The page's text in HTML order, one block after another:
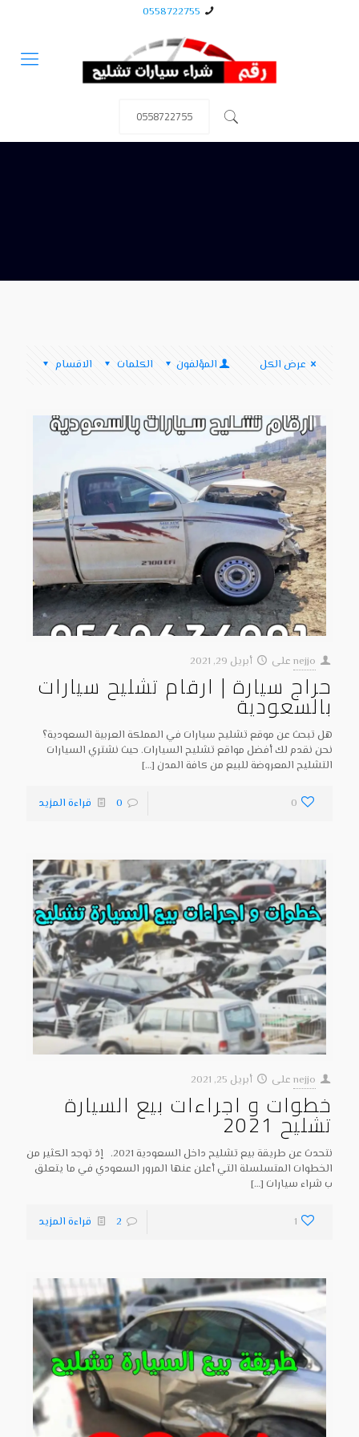
0558722755
0558722755
الاقسام الكلمات المؤلفون عرض الكل
nejjo على أبريل 29, 2021
حراج سيارة | ارقام تشليح سيارات
بالسعودية
هل تبحث عن موقع تشليح سيارات في المملكة العربية السعودية؟
نحن نقدم لك أفضل مواقع تشليح السيارات. حيث نشتري السيارات
التشليح المعروضة للبيع من كافة المدن […]
0
0 قراءة المزيد
nejjo على أبريل 25, 2021
خطوات و اجراءات بيع السيارة
تشليح 2021
نتحدث عن طريقة بيع تشليح داخل السعودية 2021. إذ توجد الكثير من
الخطوات المتسلسلة التي أعلن عنها المرور السعودي في ما يتعلق
ب شراء سيارات […]
1
2 قراءة المزيد